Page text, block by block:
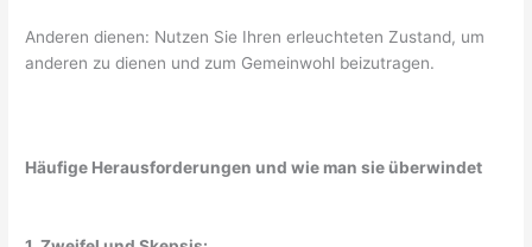
Anderen dienen: Nutzen Sie Ihren erleuchteten Zustand, um
anderen zu dienen und zum Gemeinwohl beizutragen.
Häufige Herausforderungen und wie man sie überwindet